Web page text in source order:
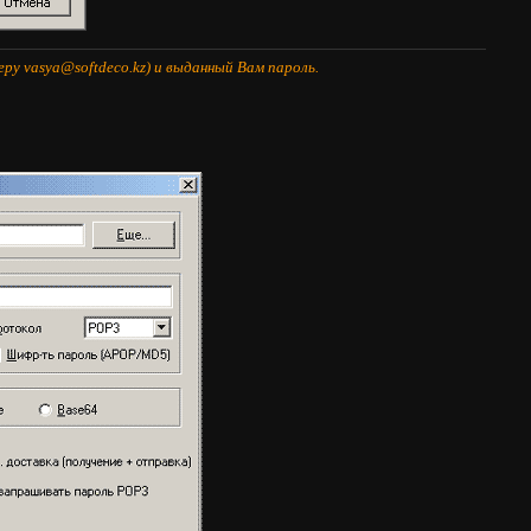
vasya@softdeco.kz) и выданный Вам пароль.